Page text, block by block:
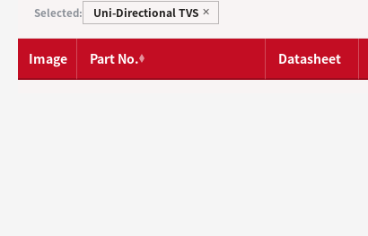
Selected: Uni-Directional TVS ✕
Image Part No. Datasheet